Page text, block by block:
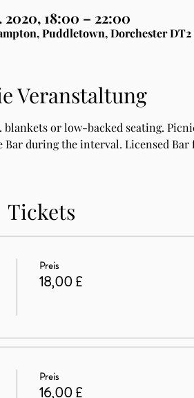
2020, 18:00 – 22:00
Puddletown, Dorchester DT2
Veranstaltung
or low-backed seating.
during the interval. Licensed
Tickets
Preis
18,00 £
Preis
16,00 £